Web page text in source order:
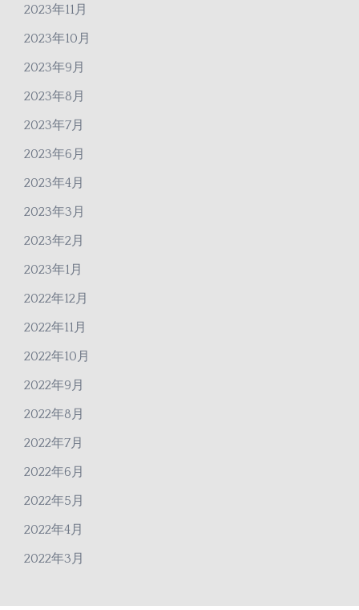
2023年11月
2023年10月
2023年9月
2023年8月
2023年7月
2023年6月
2023年4月
2023年3月
2023年2月
2023年1月
2022年12月
2022年11月
2022年10月
2022年9月
2022年8月
2022年7月
2022年6月
2022年5月
2022年4月
2022年3月